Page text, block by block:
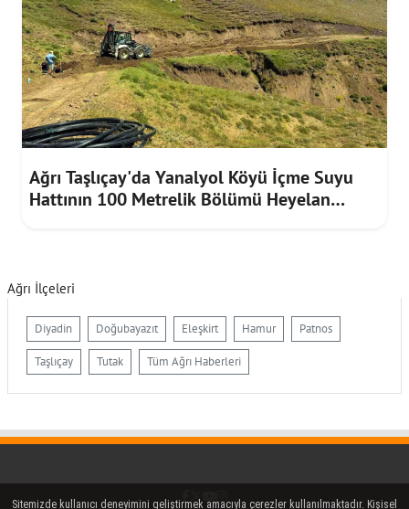
Ağrı Taşlıçay'da Yanalyol Köyü İçme Suyu
Hattının 100 Metrelik Bölümü Heyelan
Ağrı İlçeleri
Diyadin Doğubayazıt Eleşkirt Hamur Patnos
Taşlıçay Tutak Tüm Ağrı Haberleri
Facebook
Twitter (X)
YouTube
Instagram
Sitemizde kullanıcı deneyimini geliştirmek amacıyla çerezler kullanılmaktadır. Kişisel